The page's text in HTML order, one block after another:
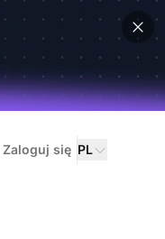
Zaloguj się PL